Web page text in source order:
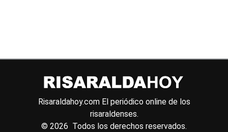
Risaraldahoy.com El periódico online de los
risaraldenses.
© 2026 Todos los derechos reservados.